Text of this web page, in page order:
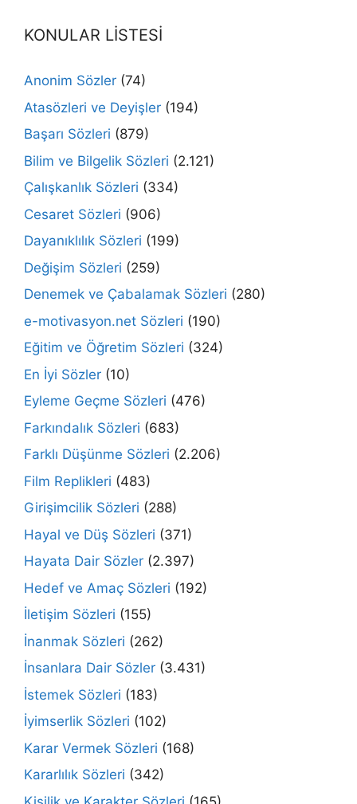
KONULAR LİSTESİ
Anonim Sözler (74)
Atasözleri ve Deyişler (194)
Başarı Sözleri (879)
Bilim ve Bilgelik Sözleri (2.121)
Çalışkanlık Sözleri (334)
Cesaret Sözleri (906)
Dayanıklılık Sözleri (199)
Değişim Sözleri (259)
Denemek ve Çabalamak Sözleri (280)
e-motivasyon.net Sözleri (190)
Eğitim ve Öğretim Sözleri (324)
En İyi Sözler (10)
Eyleme Geçme Sözleri (476)
Farkındalık Sözleri (683)
Farklı Düşünme Sözleri (2.206)
Film Replikleri (483)
Girişimcilik Sözleri (288)
Hayal ve Düş Sözleri (371)
Hayata Dair Sözler (2.397)
Hedef ve Amaç Sözleri (192)
İletişim Sözleri (155)
İnanmak Sözleri (262)
İnsanlara Dair Sözler (3.431)
İstemek Sözleri (183)
İyimserlik Sözleri (102)
Karar Vermek Sözleri (168)
Kararlılık Sözleri (342)